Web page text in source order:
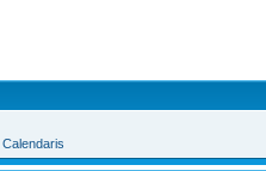
Calendaris